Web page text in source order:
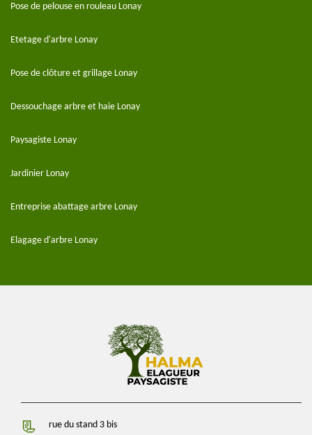
Pose de pelouse en rouleau Lonay
Etetage d'arbre Lonay
Pose de clôture et grillage Lonay
Dessouchage arbre et haie Lonay
Paysagiste Lonay
Jardinier Lonay
Entreprise abattage arbre Lonay
Elagage d'arbre Lonay
rue du stand 3 bis